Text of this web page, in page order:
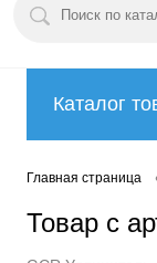
Каталог
Главная страница
Товар с